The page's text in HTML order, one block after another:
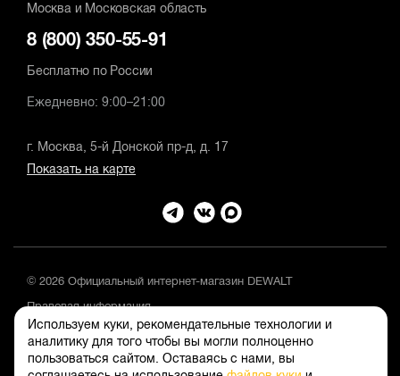
Используем куки, рекомендательные технологии и
аналитику для того чтобы вы могли полноценно
пользоваться сайтом. Оставаясь с нами, вы
Москва и Московская область
8 (800) 350-55-91
Бесплатно по России
Ежедневно: 9:00–21:00
г. Москва, 5-й Донской пр-д, д. 17
Показать на карте
© 2026 Официальный интернет-магазин DEWALT
Правовая информация
Положение об обработке и защите персональных данных